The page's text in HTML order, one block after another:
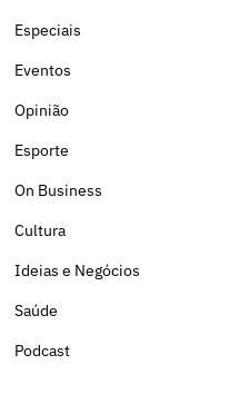
Especiais
Eventos
Opinião
Esporte
On Business
Cultura
Ideias e Negócios
Saúde
Podcast